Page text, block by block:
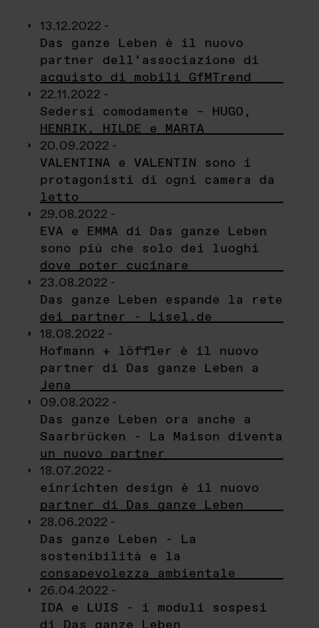
13.12.2022 -
Das ganze Leben è il nuovo
partner dell’associazione di
acquisto di mobili GfMTrend
22.11.2022 -
Sedersi comodamente – HUGO,
HENRIK, HILDE e MARTA
20.09.2022 -
VALENTINA e VALENTIN sono i
protagonisti di ogni camera da
letto
29.08.2022 -
EVA e EMMA di Das ganze Leben
sono più che solo dei luoghi
dove poter cucinare
23.08.2022 -
Das ganze Leben espande la rete
dei partner - Lisel.de
18.08.2022 -
Hofmann + löffler è il nuovo
partner di Das ganze Leben a
Jena
09.08.2022 -
Das ganze Leben ora anche a
Saarbrücken - La Maison diventa
un nuovo partner
18.07.2022 -
einrichten design è il nuovo
partner di Das ganze Leben
28.06.2022 -
Das ganze Leben - La
sostenibilità e la
consapevolezza ambientale
26.04.2022 -
IDA e LUIS - i moduli sospesi
di Das ganze Leben